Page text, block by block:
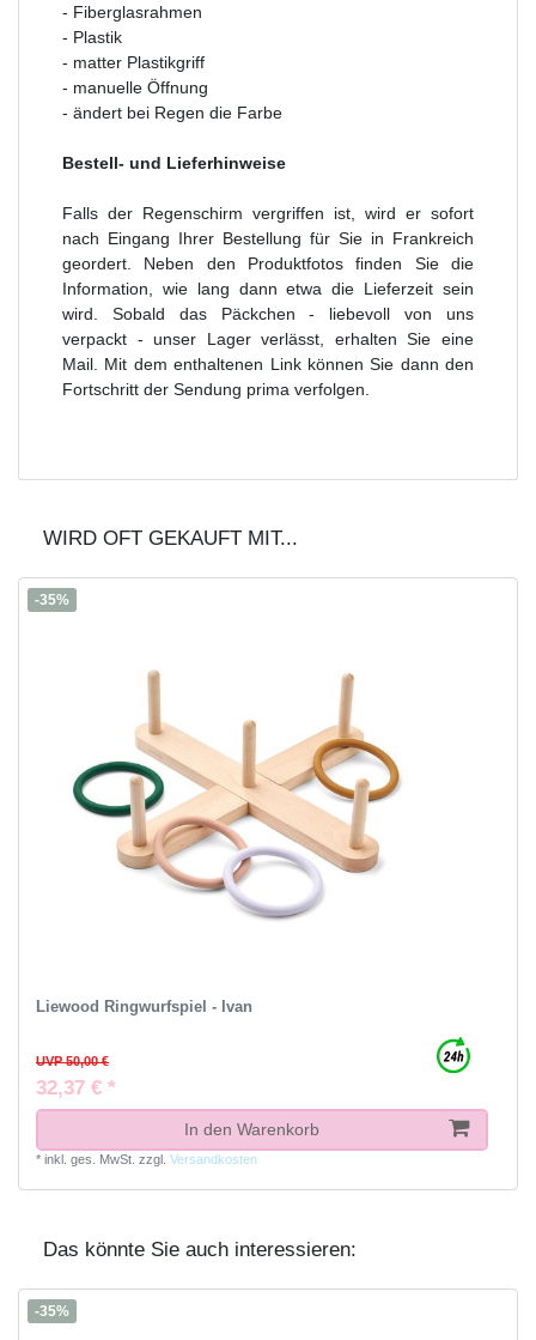
- Fiberglasrahmen
- Plastik
- matter Plastikgriff
- manuelle Öffnung
- ändert bei Regen die Farbe
Bestell- und Lieferhinweise
Falls der Regenschirm vergriffen ist, wird er sofort
nach Eingang Ihrer Bestellung für Sie in Frankreich
geordert. Neben den Produktfotos finden Sie die
Information, wie lang dann etwa die Lieferzeit sein
wird. Sobald das Päckchen - liebevoll von uns
verpackt - unser Lager verlässt, erhalten Sie eine
Mail. Mit dem enthaltenen Link können Sie dann den
Fortschritt der Sendung prima verfolgen.
WIRD OFT GEKAUFT MIT...
-35%
Liewood Ringwurfspiel - Ivan
UVP 50,00 €
32,37 € *
In den Warenkorb
* inkl. ges. MwSt. zzgl. Versandkosten
Das könnte Sie auch interessieren:
-35%